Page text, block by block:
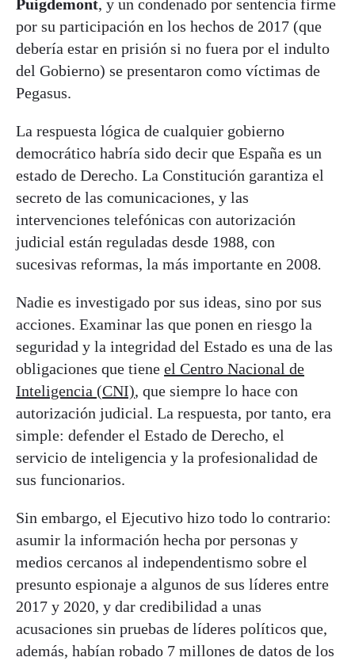
Puigdemont, y un condenado por sentencia firme
por su participación en los hechos de 2017 (que
debería estar en prisión si no fuera por el indulto
del Gobierno) se presentaron como víctimas de
Pegasus.
La respuesta lógica de cualquier gobierno
democrático habría sido decir que España es un
estado de Derecho. La Constitución garantiza el
secreto de las comunicaciones, y las
intervenciones telefónicas con autorización
judicial están reguladas desde 1988, con
sucesivas reformas, la más importante en 2008.
Nadie es investigado por sus ideas, sino por sus
acciones. Examinar las que ponen en riesgo la
seguridad y la integridad del Estado es una de las
obligaciones que tiene el Centro Nacional de
Inteligencia (CNI), que siempre lo hace con
autorización judicial. La respuesta, por tanto, era
simple: defender el Estado de Derecho, el
servicio de inteligencia y la profesionalidad de
sus funcionarios.
Sin embargo, el Ejecutivo hizo todo lo contrario:
asumir la información hecha por personas y
medios cercanos al independentismo sobre el
presunto espionaje a algunos de sus líderes entre
2017 y 2020, y dar credibilidad a unas
acusaciones sin pruebas de líderes políticos que,
además, habían robado 7 millones de datos de los